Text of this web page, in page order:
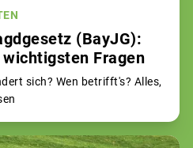
(BayJG):
Fragen
sich? Wen betrifft's? Alles,